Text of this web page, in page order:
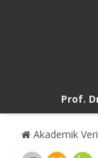
Prof.
Akademik